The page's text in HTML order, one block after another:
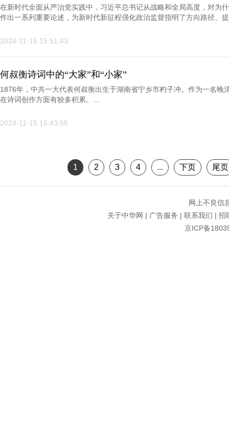
在新时代全面从严治党实践中，习近平总书记从战略和全局高度，对为
作出一系列重要论述，为新时代新征程强化政治监督指明了方向路径、
2024-11-15 15:51:43
何叔衡诗词中的“大家”和“小家”
1876年，中共一大代表何叔衡出生于湖南省宁乡市杓子冲。作为一名晚
在诗词创作方面有较多积累。...
2024-11-15 15:43:55
1 2 3 4 ... 下页 尾页
网上不良信
关于中华网 | 广告服务 | 联系我们 | 招
京ICP备